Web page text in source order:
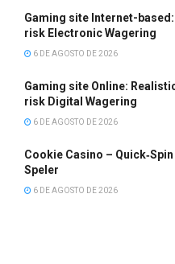
Gaming site Internet-
risk Electronic Wagering
6 DE AGOSTO DE 2026
Gaming site Online:
risk Digital Wagering
6 DE AGOSTO DE 2026
Cookie Casino –
Speler
6 DE AGOSTO DE 2026